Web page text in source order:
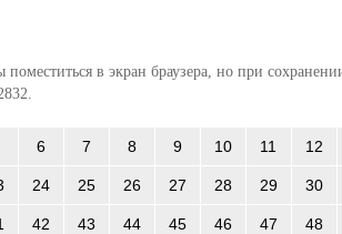
в экран браузера, но при
6 7 8 9 10 11 12
24 25 26 27 28 29 30
42 43 44 45 46 47 48